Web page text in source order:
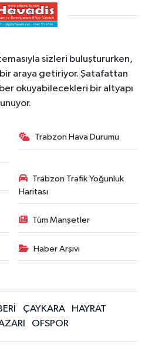
sizleri buluştururken,
araya getiriyor. Şatafattan
okuyabilecekleri bir altyapı
Trabzon Hava Durumu
Trabzon Trafik Yoğunluk
Haritası
Tüm Manşetler
Haber Arşivi
ÇAYKARA
HAYRAT
OFSPOR